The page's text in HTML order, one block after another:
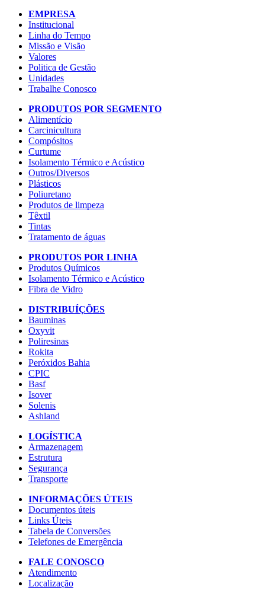
EMPRESA
Institucional
Linha do Tempo
Missão e Visão
Valores
Politica de Gestão
Unidades
Trabalhe Conosco
PRODUTOS POR SEGMENTO
Alimentício
Carcinicultura
Compósitos
Curtume
Isolamento Térmico e Acústico
Outros/Diversos
Plásticos
Poliuretano
Produtos de limpeza
Têxtil
Tintas
Tratamento de águas
PRODUTOS POR LINHA
Produtos Químicos
Isolamento Térmico e Acústico
Fibra de Vidro
DISTRIBUÍÇÕES
Bauminas
Oxyvit
Poliresinas
Rokita
Peróxidos Bahia
CPIC
Basf
Isover
Solenis
Ashland
LOGÍSTICA
Armazenagem
Estrutura
Segurança
Transporte
INFORMAÇÕES ÚTEIS
Documentos úteis
Links Úteis
Tabela de Conversões
Telefones de Emergência
FALE CONOSCO
Atendimento
Localização